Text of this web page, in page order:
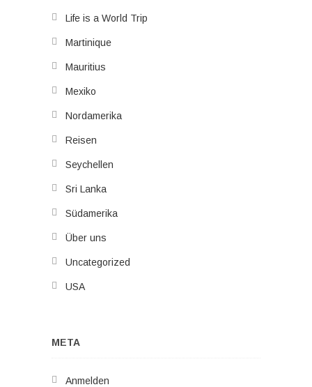
Life is a World Trip
Martinique
Mauritius
Mexiko
Nordamerika
Reisen
Seychellen
Sri Lanka
Südamerika
Über uns
Uncategorized
USA
META
Anmelden